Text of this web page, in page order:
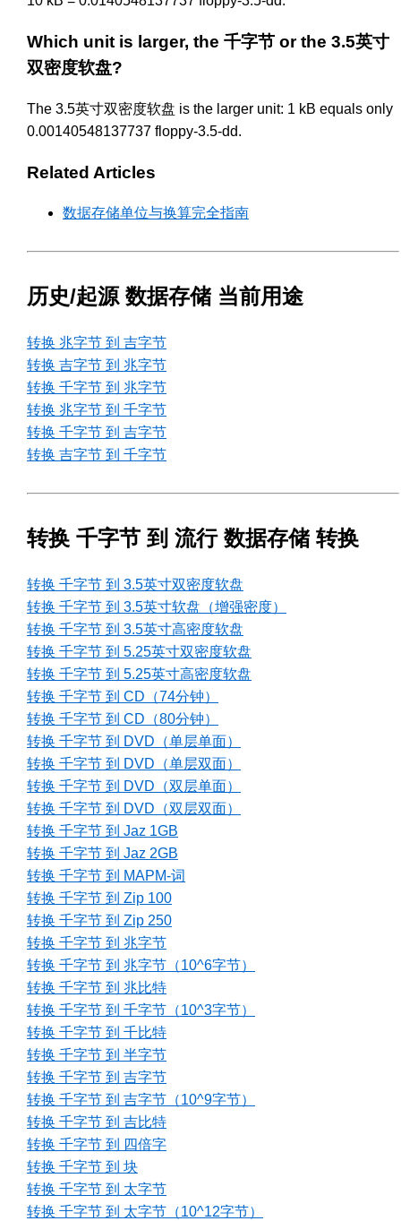
Which unit is larger, the 千字节 or the 3.5英寸
双密度软盘?
The 3.5英寸双密度软盘 is the larger unit: 1 kB equals only
0.00140548137737 floppy-3.5-dd.
Related Articles
数据存储单位与换算完全指南
历史/起源 数据存储 当前用途
转换 兆字节 到 吉字节
转换 吉字节 到 兆字节
转换 千字节 到 兆字节
转换 兆字节 到 千字节
转换 千字节 到 吉字节
转换 吉字节 到 千字节
转换 千字节 到 流行 数据存储 转换
转换 千字节 到 3.5英寸双密度软盘
转换 千字节 到 3.5英寸软盘（增强密度）
转换 千字节 到 3.5英寸高密度软盘
转换 千字节 到 5.25英寸双密度软盘
转换 千字节 到 5.25英寸高密度软盘
转换 千字节 到 CD（74分钟）
转换 千字节 到 CD（80分钟）
转换 千字节 到 DVD（单层单面）
转换 千字节 到 DVD（单层双面）
转换 千字节 到 DVD（双层单面）
转换 千字节 到 DVD（双层双面）
转换 千字节 到 Jaz 1GB
转换 千字节 到 Jaz 2GB
转换 千字节 到 MAPM-词
转换 千字节 到 Zip 100
转换 千字节 到 Zip 250
转换 千字节 到 兆字节
转换 千字节 到 兆字节（10^6字节）
转换 千字节 到 兆比特
转换 千字节 到 千字节（10^3字节）
转换 千字节 到 千比特
转换 千字节 到 半字节
转换 千字节 到 吉字节
转换 千字节 到 吉字节（10^9字节）
转换 千字节 到 吉比特
转换 千字节 到 四倍字
转换 千字节 到 块
转换 千字节 到 太字节
转换 千字节 到 太字节（10^12字节）